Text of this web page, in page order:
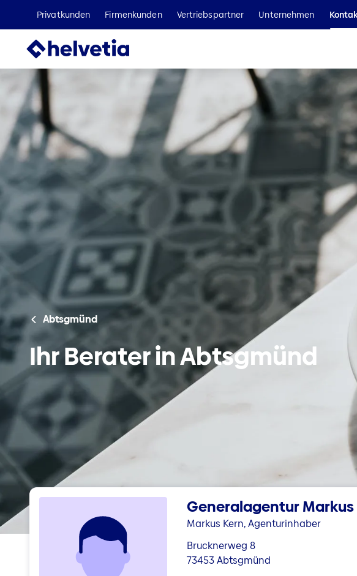
Wir
Privatkunden Firmenkunden Vertriebspartner Unternehmen
Abtsgmünd
Ihr Berater in Abtsgmünd
Generalagentur Markus
Markus Kern, Agenturinhaber
Brucknerweg 8
73453 Abtsgmünd